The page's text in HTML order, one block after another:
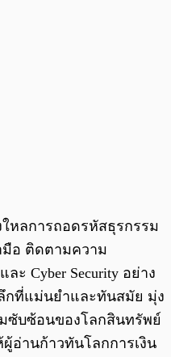
หลการถอดรหัสธุรกรรม
มือ ติดตามความ
ะ Cyber Security อย่าง
กที่แม่นยำและทันสมัย มุ่ง
ซับซ้อนของโลกสินทรัพย์
อ่านก้าวทันโลกการเงิน